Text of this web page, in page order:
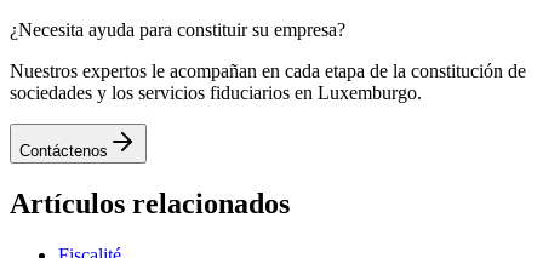
¿Necesita ayuda para constituir su empresa?
Nuestros expertos le acompañan en cada etapa de la constitución de
sociedades y los servicios fiduciarios en Luxemburgo.
Contáctenos
Artículos relacionados